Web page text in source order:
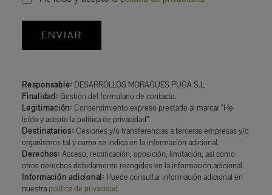
ENVIAR
Responsable: DESARROLLOS MORAGUES PUGA S.L.
Finalidad: Gestión del formulario de contacto.
Legitimación: Consentimiento expreso prestado al marcar “He
leído y acepto la política de privacidad”.
Destinatarios: Cesiones y/o transferencias a terceras empresas y/o
organismos tal y como se indica en la información adicional.
Derechos: Acceso, rectificación, oposición, limitación, así como
otros derechos debidamente recogidos en la información adicional.
Información adicional: Puede consultar información adicional en
nuestra política de privacidad.